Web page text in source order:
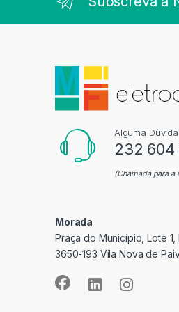
Alguma
232 604
(Chamada para a
Morada
Praça do Município, Lote 1,
3650-193 Vila Nova de